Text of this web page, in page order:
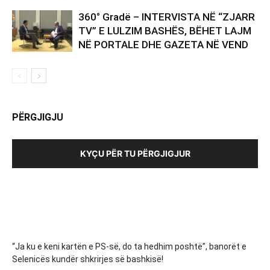
360° Gradë – INTERVISTA NË “ZJARR
TV” E LULZIM BASHËS, BËHET LAJM
NË PORTALE DHE GAZETA NË VEND
PËRGJIGJU
KYÇU PËR TU PËRGJIGJUR
“Ja ku e keni kartën e PS-së, do ta hedhim poshtë”, banorët e
Selenicës kundër shkrirjes së bashkisë!